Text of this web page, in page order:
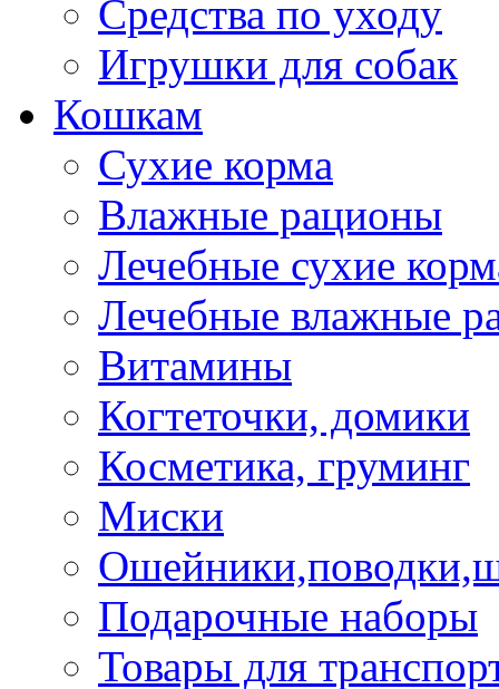
Средства по уходу
Игрушки для собак
Кошкам
Сухие корма
Влажные рационы
Лечебные сухие
Лечебные влажные
Витамины
Когтеточки, домики
Косметика, груминг
Миски
Подарочные наборы
Товары для